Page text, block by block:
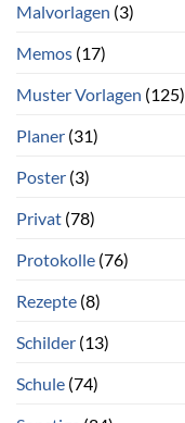
Malvorlagen (3)
Memos (17)
Muster Vorlagen (125)
Planer (31)
Poster (3)
Privat (78)
Protokolle (76)
Rezepte (8)
Schilder (13)
Schule (74)